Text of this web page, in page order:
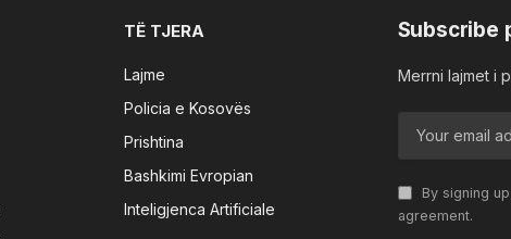
TË TJERA
Lajme
Policia e Kosovës
Prishtina
Bashkimi Evropian
Inteligjenca Artificiale
Subscribe
Merrni lajmet i
By signing
agreement.